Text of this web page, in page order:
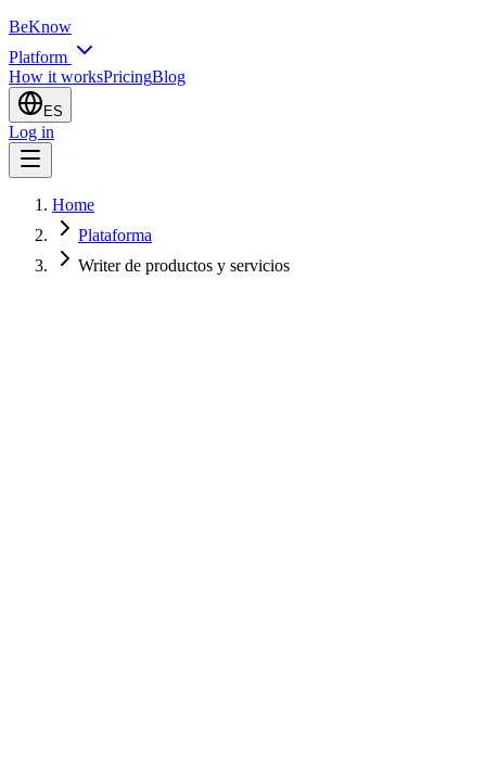
BeKnow
Platform
How it worksPricingBlog
ES
Log in
Home
Plataforma
Writer de productos y servicios